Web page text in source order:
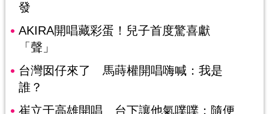
發
AKIRA開唱藏彩蛋！兒子首度驚喜獻
「聲」
台灣囡仔來了 馬蒔權開唱嗨喊：我是
誰？
崔立于高雄開唱 台下讓他氣噗噗：隨便